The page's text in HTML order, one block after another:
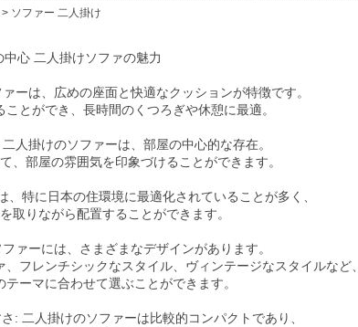
> ソファー 二人掛け
中心 二人掛けソファの魅力
ーは、広めの座面と快適なクッションが特徴です。
とができ、長時間のくつろぎや休憩に最適。
人掛けのソファーは、部屋の中心的な存在。
、部屋の雰囲気を印象づけることができます。
特に日本の住環境に最適化されていることが多く、
取りながら配置することができます。
ァーには、さまざまなデザインがあります。
フレンチシックなスタイル、ヴィンテージなスタイルなど、
ーマに合わせて選ぶことができます。
: 二人掛けのソファーは比較的コンパクトであり、